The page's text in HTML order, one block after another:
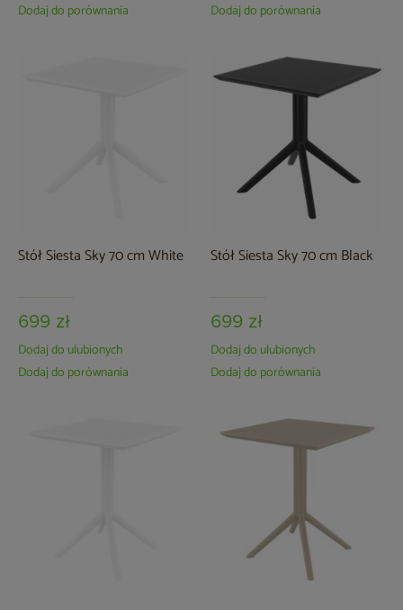
Dodaj do porównania
Dodaj do porównania
Stół Siesta Sky 70 cm White
699 zł
Dodaj do ulubionych
Dodaj do porównania
Stół Siesta Sky 70 cm Black
699 zł
Dodaj do ulubionych
Dodaj do porównania